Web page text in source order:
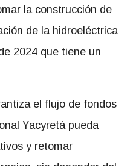
la construcción de
de la hidroeléctrica
2024 que tiene un
el flujo de fondos
Yacyretá pueda
y retomar